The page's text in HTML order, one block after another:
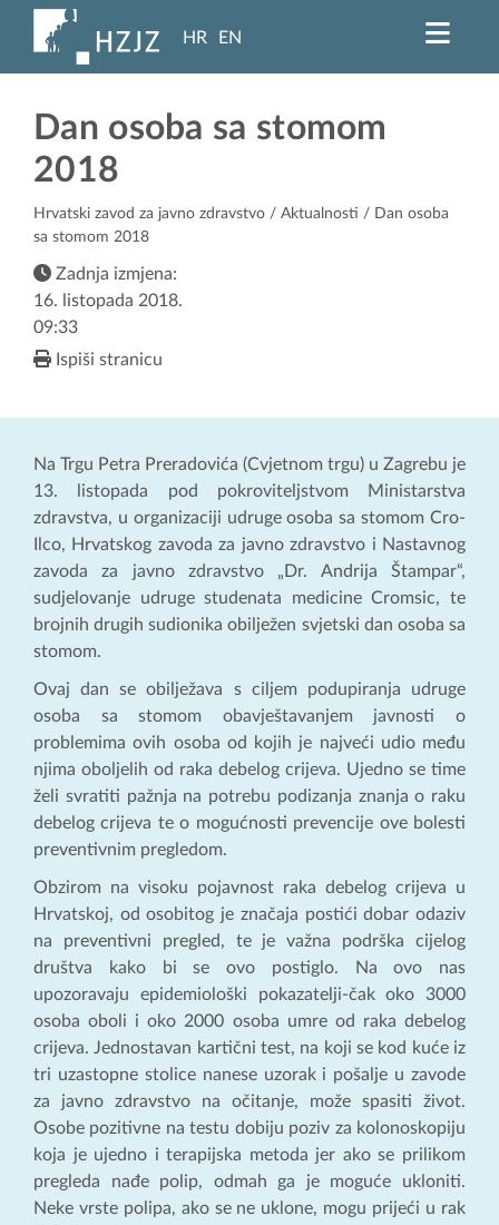
HR EN
Dan osoba sa stomom
2018
Hrvatski zavod za javno zdravstvo / Aktualnosti / Dan osoba
sa stomom 2018
Zadnja izmjena:
16. listopada 2018.
09:33
Ispiši stranicu
Na Trgu Petra Preradovića (Cvjetnom trgu) u Zagrebu je
13. listopada pod pokroviteljstvom Ministarstva
zdravstva, u organizaciji udruge osoba sa stomom Cro-
Ilco, Hrvatskog zavoda za javno zdravstvo i Nastavnog
zavoda za javno zdravstvo „Dr. Andrija Štampar“,
sudjelovanje udruge studenata medicine Cromsic, te
brojnih drugih sudionika obilježen svjetski dan osoba sa
stomom.
Ovaj dan se obilježava s ciljem podupiranja udruge
osoba sa stomom obavještavanjem javnosti o
problemima ovih osoba od kojih je najveći udio među
njima oboljelih od raka debelog crijeva. Ujedno se time
želi svratiti pažnja na potrebu podizanja znanja o raku
debelog crijeva te o mogućnosti prevencije ove bolesti
preventivnim pregledom.
Obzirom na visoku pojavnost raka debelog crijeva u
Hrvatskoj, od osobitog je značaja postići dobar odaziv
na preventivni pregled, te je važna podrška cijelog
društva kako bi se ovo postiglo. Na ovo nas
upozoravaju epidemiološki pokazatelji-čak oko 3000
osoba oboli i oko 2000 osoba umre od raka debelog
crijeva. Jednostavan kartični test, na koji se kod kuće iz
tri uzastopne stolice nanese uzorak i pošalje u zavode
za javno zdravstvo na očitanje, može spasiti život.
Osobe pozitivne na testu dobiju poziv za kolonoskopiju
koja je ujedno i terapijska metoda jer ako se prilikom
pregleda nađe polip, odmah ga je moguće ukloniti.
Neke vrste polipa, ako se ne uklone, mogu prijeći u rak